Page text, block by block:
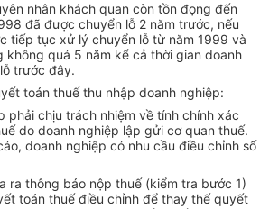
nhân khách quan còn tồn đọng đến
đã được chuyển lỗ 2 năm trước, nếu
tiếp tục xử lý chuyển lỗ từ năm 1999 và
không quá 5 năm kể cả thời gian doanh
trước đây.
toán thuế thu nhập doanh nghiệp:
phải chịu trách nhiệm về tính chính xác
do doanh nghiệp lập gửi cơ quan thuế.
doanh nghiệp có nhu cầu điều chỉnh số
ra thông báo nộp thuế (kiểm tra bước 1)
toán thuế điều chỉnh để thay thế quyết